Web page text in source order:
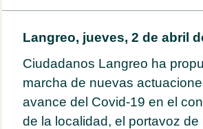
Langreo, jueves, 2 de abril
Ciudadanos Langreo ha
marcha de nuevas
avance del Covid-19 en el
de la localidad, el portavoz